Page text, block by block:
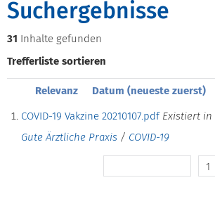
Suchergebnisse
31 Inhalte gefunden
Trefferliste sortieren
Relevanz Datum (neueste zuerst)
COVID-19 Vakzine 20210107.pdf Existiert in
Gute Ärztliche Praxis / COVID-19
1